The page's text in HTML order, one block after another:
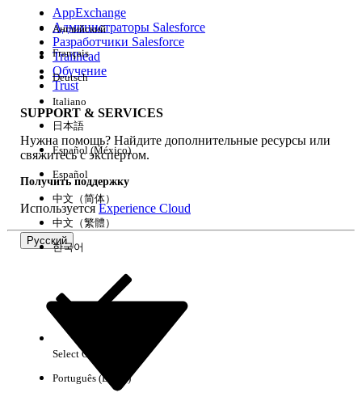
Возможности
Очистить все Готово
Результаты отсутствуют
AppExchange
Администраторы Salesforce
Разработчики Salesforce
Trailhead
Обучение
Trust
SUPPORT & SERVICES
Нужна помощь? Найдите дополнительные ресурсы или
свяжитесь с экспертом.
Получить поддержку
ИспользуетсяExperience Cloud
Русский
Английский
Français
Deutsch
Italiano
日本語
Español (México)
Español
中文（简体）
中文（繁體）
한국어
Select Org
Português (Brasil)